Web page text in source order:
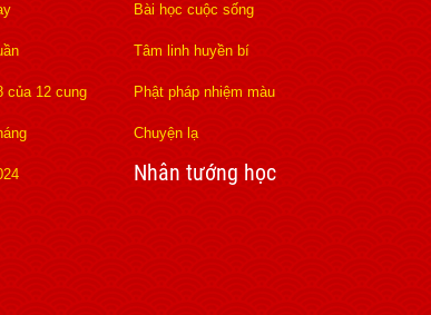
của 12 cung
Bài học cuộc sống
Tâm linh huyền bí
Phật pháp nhiệm màu
Chuyện lạ
Nhân tướng học